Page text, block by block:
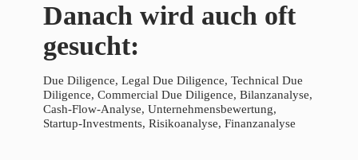
Danach wird auch oft
gesucht:
Due Diligence, Legal Due Diligence, Technical Due
Diligence, Commercial Due Diligence, Bilanzanalyse,
Cash-Flow-Analyse, Unternehmensbewertung,
Startup-Investments, Risikoanalyse, Finanzanalyse